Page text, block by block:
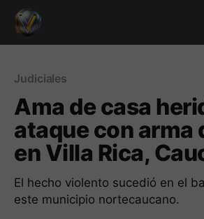
Judiciales
Ama de casa
ataque con arma
en Villa Rica,
El hecho violento sucedió en el
este municipio nortecaucano.